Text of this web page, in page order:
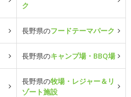
ク
長野県のフードテーマパーク
長野県のキャンプ場・BBQ場
長野県の牧場・レジャー＆リ
ゾート施設